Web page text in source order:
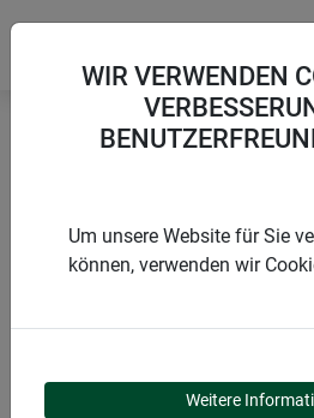
SISAL-
WIR VERWENDEN
Um unsere Website für Sie
können, verwenden wir
Weitere